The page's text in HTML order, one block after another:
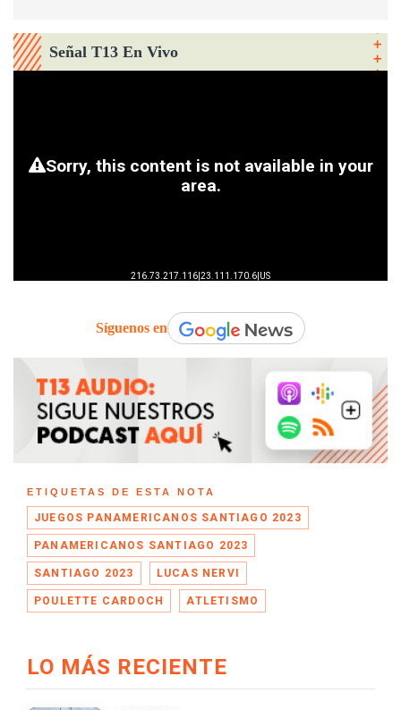
Señal T13 En Vivo
Síguenos en
ETIQUETAS DE ESTA NOTA
JUEGOS PANAMERICANOS SANTIAGO 2023
PANAMERICANOS SANTIAGO 2023
SANTIAGO 2023 LUCAS NERVI
POULETTE CARDOCH ATLETISMO
LO MÁS RECIENTE